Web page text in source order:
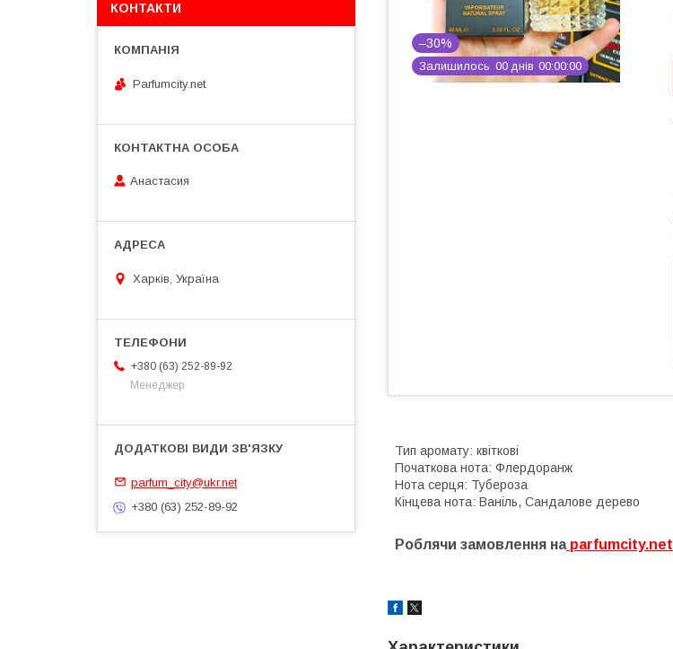
–30%
Залишилось 00 днів 00 00 00
Тип аромату: квіткові
Початкова нота: Флердоранж
Нота серця: Тубероза
Кінцева нота: Ваніль, Сандалове дерево
Роблячи замовлення наparfumcity.net
КОНТАКТИ
Parfumcity.net
Анастасия
Харків, Україна
+380 (63) 252-89-92
Менеджер
parfum_city@ukr.net
+380 (63) 252-89-92